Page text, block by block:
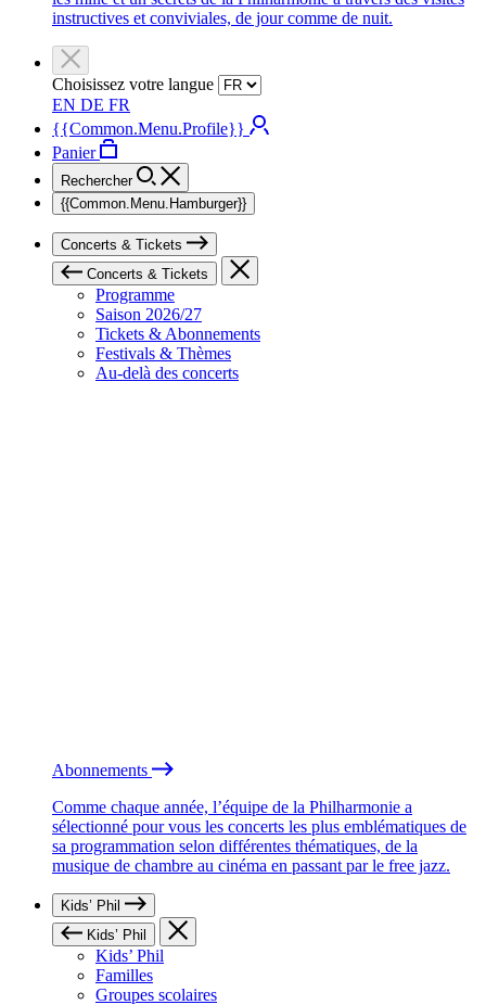
instructives et conviviales, de jour comme de nuit.
Choisissez votre langue
EN DE FR
{{Common.Menu.Profile}}
Panier
Rechercher
{{Common.Menu.Hamburger}}
Concerts & Tickets
Concerts & Tickets
Programme
Saison 2026/27
Tickets & Abonnements
Festivals & Thèmes
Au-delà des concerts
Abonnements
Comme chaque année, l’équipe de la Philharmonie a
sélectionné pour vous les concerts les plus emblématiques de
sa programmation selon différentes thématiques, de la
musique de chambre au cinéma en passant par le free jazz.
Kids’ Phil
Kids’ Phil
Kids’ Phil
Familles
Groupes scolaires